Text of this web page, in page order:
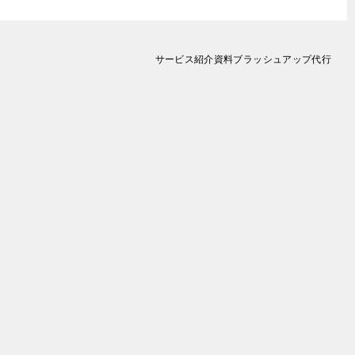
サービス紹介資料ブラッシュアップ代行